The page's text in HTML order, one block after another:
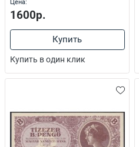
Цена:
1600р.
Купить
Купить в один клик